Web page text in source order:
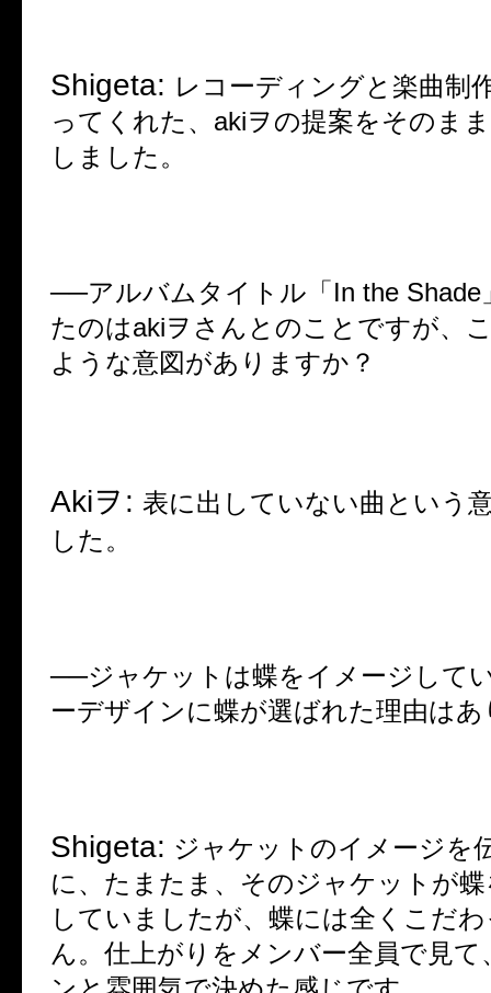
Shigeta: レコーディングと楽曲制
ってくれた、 akiヲの提案をそのま
しました。
──アルバムタイトル「 In the Shade
たのはakiヲさんとのことですが、
ような意図がありますか？
Akiヲ : 表に出していない曲という
した。
──ジャケットは蝶をイメージして
ーデザインに蝶が選ばれた理由は
Shigeta: ジャケットのイメージを
に、たまたま、そのジャケットが
していましたが、蝶には全くこだ
ん。仕上がりをメンバー全員で見て